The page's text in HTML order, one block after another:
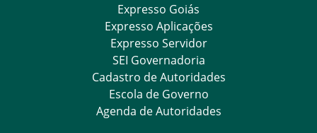
Expresso Goiás
Expresso Aplicações
Expresso Servidor
SEI Governadoria
Cadastro de Autoridades
Escola de Governo
Agenda de Autoridades